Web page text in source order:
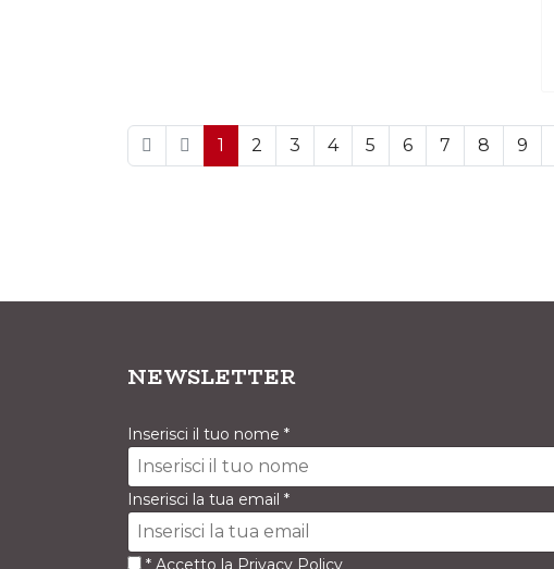
1 2 3 4 5 6 7 8 9
NEWSLETTER
Inserisci il tuo nome *
Inserisci la tua email *
* Accetto la Privacy Policy